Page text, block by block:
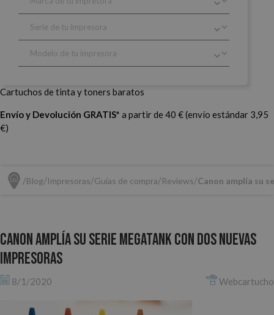
Cartuchos de tinta y toners baratos
Envío y Devolución GRATIS* a partir de 40 € (envío estándar 3,95
€)
Blog Impresoras Guías de compra Reviews Canon amplía su
Canon amplía su serie MegaTank con dos nuevas
impresoras
8/1/2020 Webcartucho